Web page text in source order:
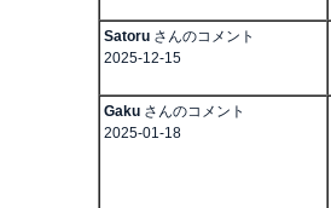
Satoru さんのコメント
2025-12-15
Gaku さんのコメント
2025-01-18